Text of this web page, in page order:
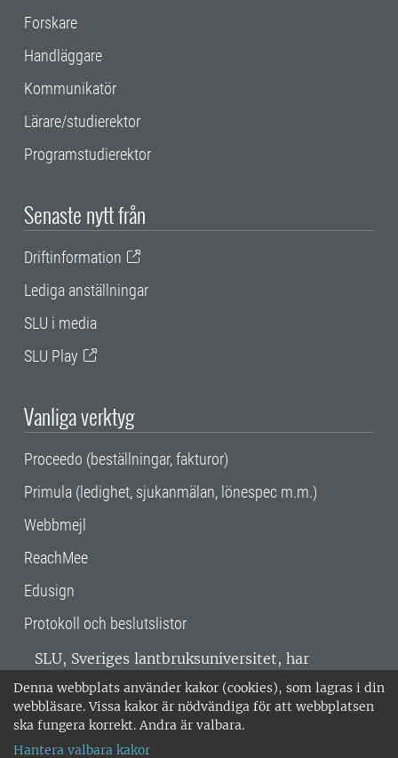
Denna webbplats använder kakor (cookies), som lagras i din
webbläsare. Vissa kakor är nödvändiga för att webbplatsen
ska fungera korrekt. Andra är valbara.
Hantera valbara kakor
Forskare
Handläggare
Kommunikatör
Lärare/studierektor
Programstudierektor
Senaste nytt från
Driftinformation
Lediga anställningar
SLU i media
SLU Play
Vanliga verktyg
Proceedo (beställningar, fakturor)
Primula (ledighet, sjukanmälan, lönespec m.m.)
Webbmejl
ReachMee
Edusign
Protokoll och beslutslistor
SLU, Sveriges lantbruksuniversitet, har
verksamhet över hela Sverige. Huvudorter är
Alnarp, Uppsala och Umeå.SLU är
miljöcertifierat enligt ISO 14001. •
018-67 10 00 • Org nr: 202100-2817 •